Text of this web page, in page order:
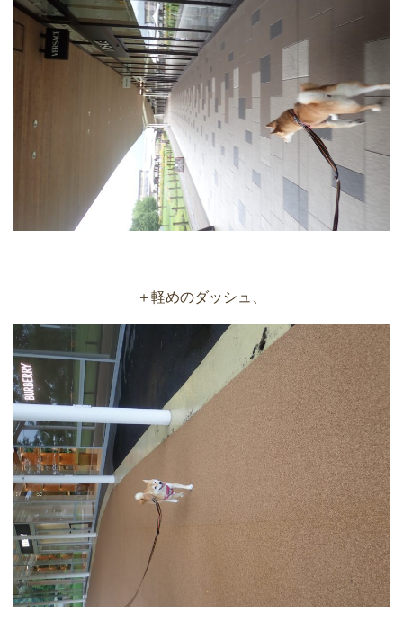
＋軽めのダッシュ、